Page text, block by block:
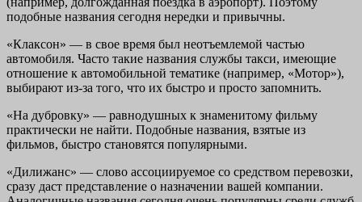
подобные названия сегодня нередки и привычны.
«Клаксон» — в свое время был неотъемлемой частью
автомобиля. Часто такие названия службы такси, имеющие
отношение к автомобильной тематике (например, «Мотор»),
выбирают из-за того, что их быстро и просто запомнить.
«На дубровку» — равнодушных к знаменитому фильму
практически не найти. Подобные названия, взятые из
фильмов, быстро становятся популярными.
«Дилижанс» — слово ассоциируемое со средством перевозки,
сразу даст представление о назначении вашей компании.